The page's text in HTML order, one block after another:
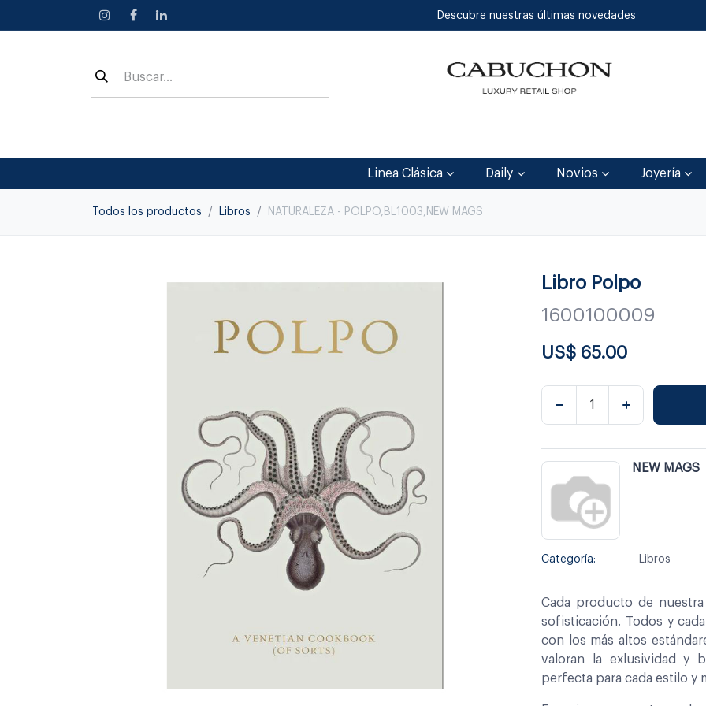
Descubre nuestras últimas novedades
Linea Clásica Daily Novios Joyería
Todos los productos Libros NATURALEZA - POLPO,BL1003,NEW MAGS
Libro Polpo
1600100009
US$ 65.00
NEW MAGS
Categoría: Libros
Cada producto de
sofisticación. Todos y
con los más altos
valoran la exlusividad y
perfecta para cada estilo y